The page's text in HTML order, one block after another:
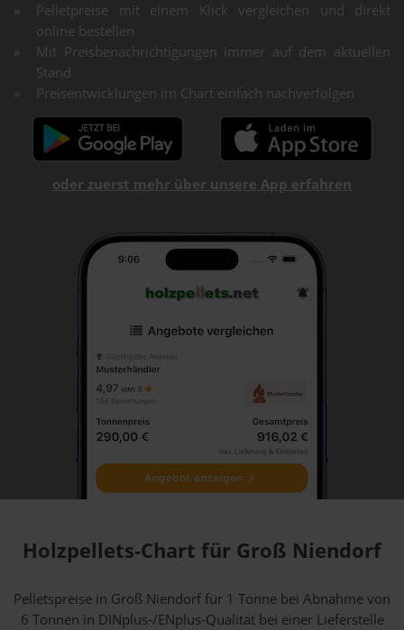
Pelletpreise mit einem Klick vergleichen und direkt
online bestellen
Mit Preisbenachrichtigungen immer auf dem aktuellen
Stand
Preisentwicklungen im Chart einfach nachverfolgen
oder zuerst mehr über unsere App erfahren
Holzpellets-Chart für Groß Niendorf
Pelletspreise in Groß Niendorf für 1 Tonne bei Abnahmevon
6 Tonnen in DINplus-/ENplus-Qualität bei einer Lieferstelle